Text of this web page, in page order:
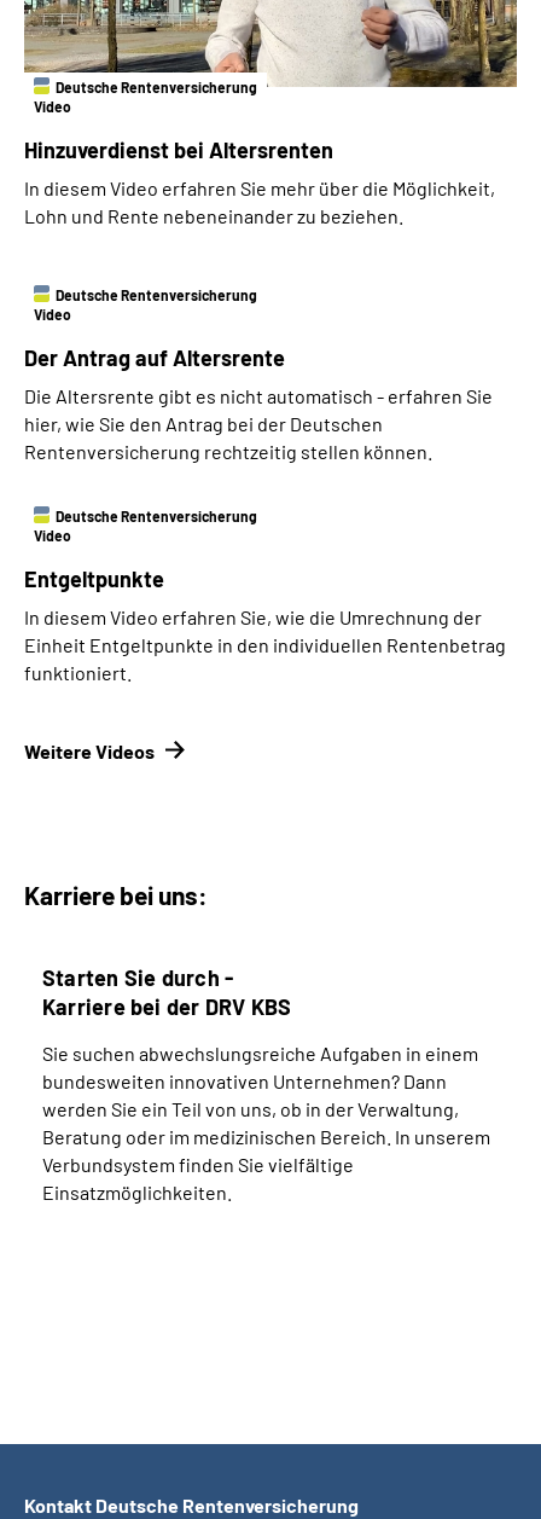
Deutsche Rentenversicherung
Video
Hinzuverdienst bei Altersrenten
In diesem Video erfahren Sie mehr über die Möglichkeit,
Lohn und Rente nebeneinander zu beziehen.
Deutsche Rentenversicherung
Video
Der Antrag auf Altersrente
Die Altersrente gibt es nicht automatisch - erfahren Sie
hier, wie Sie den Antrag bei der Deutschen
Rentenversicherung rechtzeitig stellen können.
Deutsche Rentenversicherung
Video
Entgeltpunkte
In diesem Video erfahren Sie, wie die Umrechnung der
Einheit Entgeltpunkte in den individuellen Rentenbetrag
funktioniert.
Weitere Videos
Karriere bei uns:
Starten Sie durch -
Karriere bei der DRV KBS
Sie suchen abwechslungsreiche Aufgaben in einem
bundesweiten innovativen Unternehmen? Dann
werden Sie ein Teil von uns, ob in der Verwaltung,
Beratung oder im medizinischen Bereich. In unserem
Verbundsystem finden Sie vielfältige
Einsatzmöglichkeiten.
Kontakt Deutsche Rentenversicherung